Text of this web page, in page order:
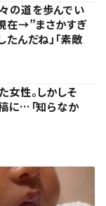
の道を歩んでい
在→”まさかすぎ
んだね」「素敵
女性。しかしそ
に…「知らなか